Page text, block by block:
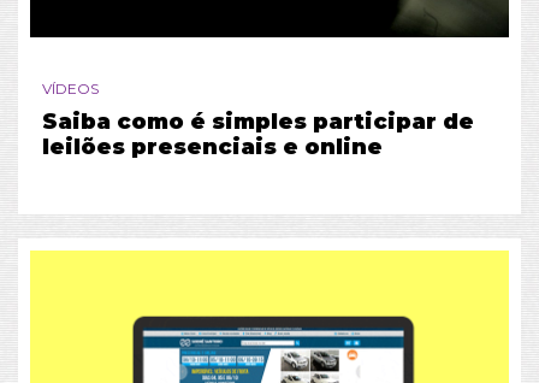
VÍDEOS
Saiba como é simples participar de
leilões presenciais e online